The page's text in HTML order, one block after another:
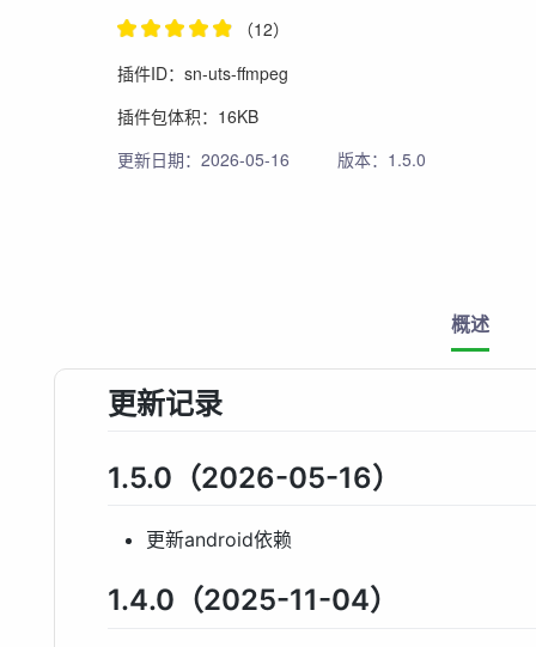
（12）
插件ID：sn-uts-ffmpeg
插件包体积：16KB
更新日期：2026-05-16
版本：1.5.0
概述
更新记录
1.5.0（2026-05-16）
更新android依赖
1.4.0（2025-11-04）